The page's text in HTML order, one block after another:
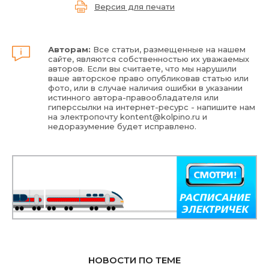
Версия для печати
Авторам: Все статьи, размещенные на нашем
сайте, являются собственностью их уважаемых
авторов. Если вы считаете, что мы нарушили
ваше авторское право опубликовав статью или
фото, или в случае наличия ошибки в указании
истинного автора-правообладателя или
гиперссылки на интернет-ресурс - напишите нам
на электропочтуkontent@kolpino.ru и
недоразумение будет исправлено.
НОВОСТИ ПО ТЕМЕ